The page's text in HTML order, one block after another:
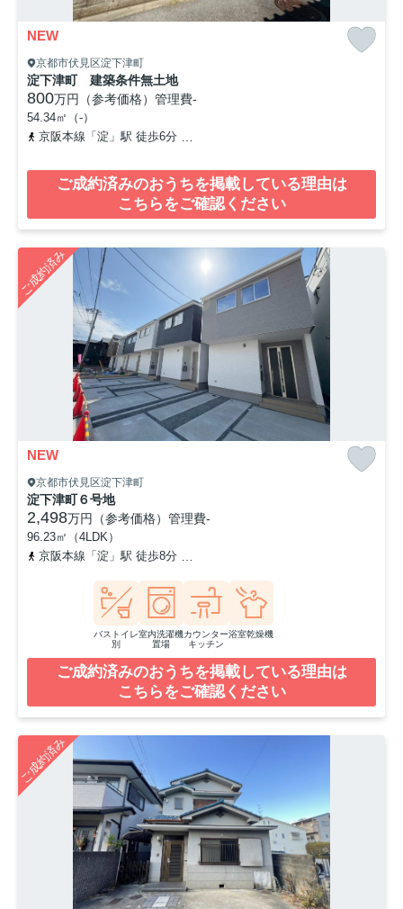
NEW
京都市伏見区淀下津町
淀下津町 建築条件無土地
800万円（参考価格） 管理費-
54.34㎡（-）
京阪本線「淀」駅 徒歩6分
ご成約済みのおうちを掲載している理由は
こちらをご確認ください
ご成約済み
NEW
京都市伏見区淀下津町
淀下津町６号地
2,498万円（参考価格） 管理費-
96.23㎡（4LDK）
京阪本線「淀」駅 徒歩8分
バストイレ
別
室内洗濯機
置場
カウンター
キッチン
浴室乾燥機
ご成約済みのおうちを掲載している理由は
こちらをご確認ください
ご成約済み